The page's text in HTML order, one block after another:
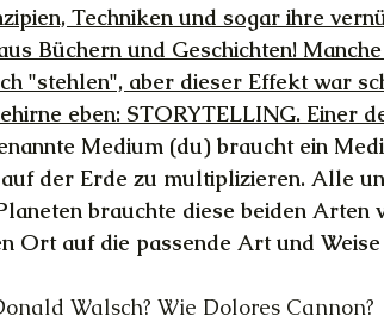
Techniken und sogar ihre
Büchern und Geschichten!
"stehlen", aber dieser Effekt war
eben: STORYTELLING. Einer
Medium (du) braucht ein
der Erde zu multiplizieren. Alle
brauchte diese beiden Arten
Ort auf die passende Art und
Walsch? Wie Dolores Cannon?